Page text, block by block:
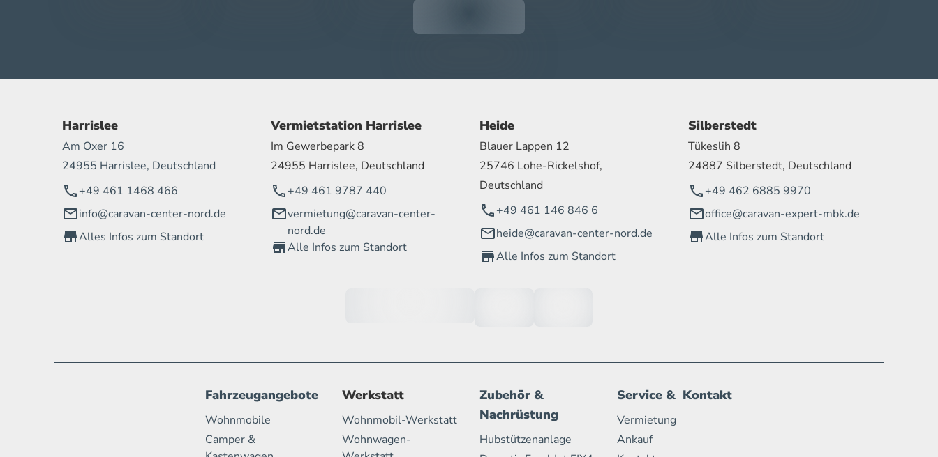
Harrislee
Am Oxer 16
24955 Harrislee, Deutschland
+49 461 1468 466
info@caravan-center-nord.de
Alles Infos zum Standort
Vermietstation Harrislee
Im Gewerbepark 8
24955 Harrislee, Deutschland
+49 461 9787 440
vermietung@caravan-center-
nord.de
Alle Infos zum Standort
Heide
Blauer Lappen 12
25746 Lohe-Rickelshof,
Deutschland
+49 461 146 846 6
heide@caravan-center-nord.de
Alle Infos zum Standort
Silberstedt
Tükeslih 8
24887 Silberstedt, Deutschland
+49 462 6885 9970
office@caravan-expert-mbk.de
Alle Infos zum Standort
Fahrzeugangebote
Wohnmobile
Camper &
Werkstatt
Wohnmobil-Werkstatt
Wohnwagen-
Zubehör &
Nachrüstung
Hubstützenanlage
Service & Kontakt
Vermietung
Ankauf